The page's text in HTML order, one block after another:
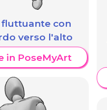
fluttuante con
verso l'alto
in PoseMyArt